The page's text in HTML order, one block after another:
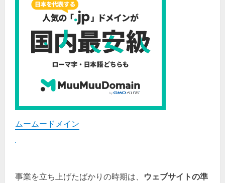
ムームードメイン
事業を立ち上げたばかりの時期は、 ウェブサイトの準